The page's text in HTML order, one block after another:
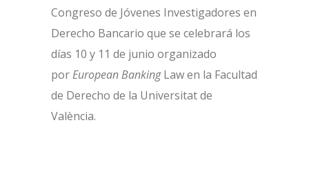
Congreso de Jóvenes Investigadores en
Derecho Bancario que se celebrará los
días 10 y 11 de junio organizado
porEuropean BankingLaw en la Facultad
de Derecho de la Universitat de
València.